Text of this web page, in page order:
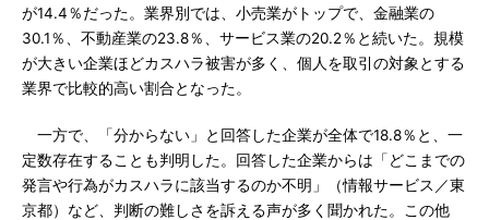
が14.4％だった。業界別では、小売業がトップで、金融業の
30.1％、不動産業の23.8％、サービス業の20.2％と続いた。規模
が大きい企業ほどカスハラ被害が多く、個人を取引の対象とする
業界で比較的高い割合となった。
一方で、「分からない」と回答した企業が全体で18.8％と、一
定数存在することも判明した。回答した企業からは「どこまでの
発言や行為がカスハラに該当するのか不明」（情報サービス／東
京都）など、判断の難しさを訴える声が多く聞かれた。この他